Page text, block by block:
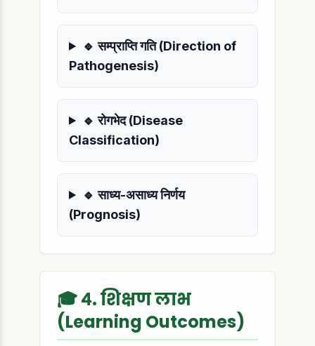
🔹 सम्प्राप्ति गति (Direction of
Pathogenesis)
🔹 रोगभेद (Disease
Classification)
🔹 साध्य-असाध्य निर्णय
(Prognosis)
🎓 ४. शिक्षण लाभ
(Learning Outcomes)